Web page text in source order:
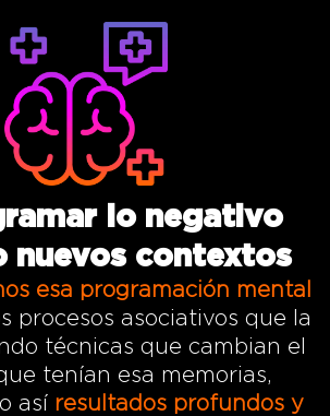
lo negativo
nuevos contextos
esa programación mental
procesos asociativos que la
técnicas que cambian el
tenían esa memorias,
así resultados profundos y